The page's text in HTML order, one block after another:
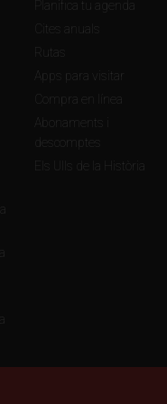
personas), colegios
Visitas guiadas
Colegios: 25 €
Público general (a
Planifica tu agenda
Cites anuals
Rutas
Apps para visitar
Compra en línea
Abonaments i
descomptes
Els Ulls de la Història